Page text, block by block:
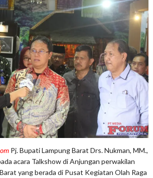
Pj. Bupati Lampung Barat Drs. Nukman, MM.,
acara Talkshow di Anjungan perwakilan
yang berada di Pusat Kegiatan Olah Raga